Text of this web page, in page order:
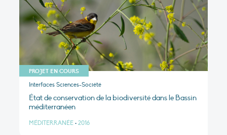
PROJET EN COURS
Interfaces Sciences-Société
État de conservation de la biodiversité dans le Bassin
méditerranéen
MÉDITERRANÉE • 2016